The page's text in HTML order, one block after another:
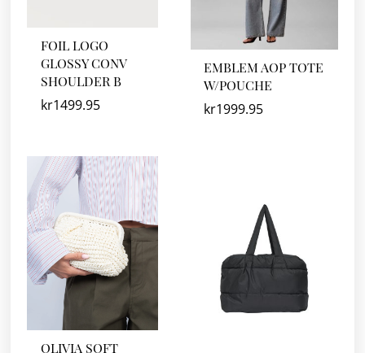
FOIL LOGO
GLOSSY CONV
SHOULDER B
kr1499.95
EMBLEM AOP TOTE
W/POUCHE
kr1999.95
OLIVIA SOFT